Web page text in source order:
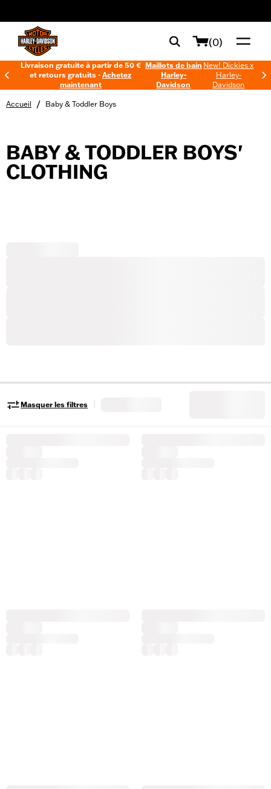
(0)
Livraison gratuite à partir de 50 €
et retours gratuits -Achetez
maintenant
Maillots de bain
Harley-
Davidson
New! Dickies x
Harley-
Davidson
Accueil / Baby & Toddler Boys
BABY & TODDLER BOYS'
CLOTHING
Masquer les filtres